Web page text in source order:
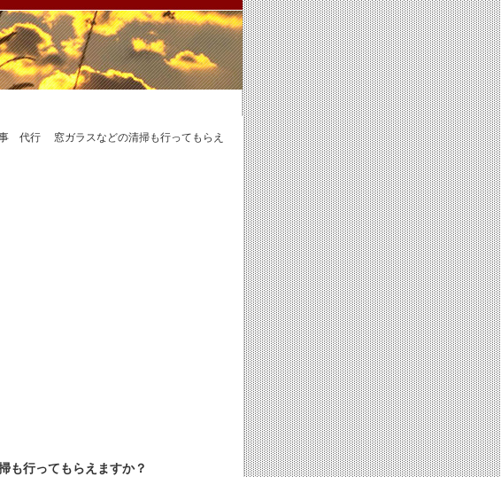
代行 窓ガラスなどの清掃も行ってもらえ
行ってもらえますか？